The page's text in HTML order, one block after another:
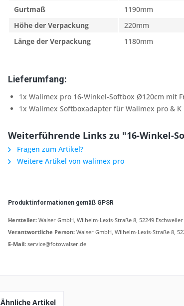
Gurtmaß
1190mm
Höhe der Verpackung
220mm
Länge der Verpackung
1180mm
Lieferumfang:
1x Walimex pro 16-Winkel-Softbox Ø120cm mit
1x Walimex Softboxadapter für Walimex pro & K
Weiterführende Links zu "16-Winkel-
Fragen zum Artikel?
Weitere Artikel von walimex pro
Produktinformationen gemäß GPSR
Hersteller: Walser GmbH, Wilhelm-Lexis-Straße 8, 52249 Eschweiler
Verantwortliche Person: Walser GmbH, Wilhelm-Lexis-Straße 8,
E-Mail: service@fotowalser.de
Ähnliche Artikel